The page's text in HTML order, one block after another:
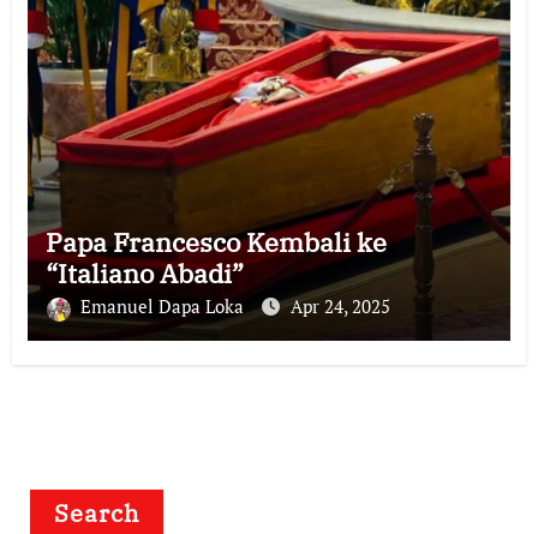
Papa Francesco Kembali ke
“Italiano Abadi”
Emanuel Dapa Loka Apr 24, 2025
Search